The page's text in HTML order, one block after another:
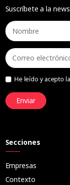
Suscríbete a la
He leído y acepto la
Enviar
Secciones
Empresas
Contexto